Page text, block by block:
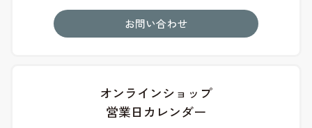
お問い合わせ
オンラインショップ
営業日カレンダー